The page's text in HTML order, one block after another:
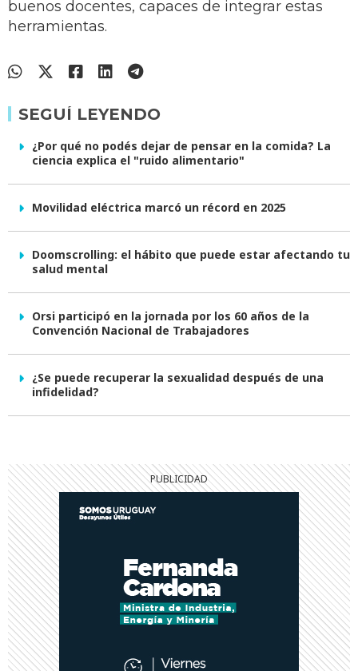
buenos docentes, capaces de integrar estas
herramientas.
SEGUÍ LEYENDO
¿Por qué no podés dejar de pensar en la comida? La
ciencia explica el "ruido alimentario"
Movilidad eléctrica marcó un récord en 2025
Doomscrolling: el hábito que puede estar afectando tu
salud mental
Orsi participó en la jornada por los 60 años de la
Convención Nacional de Trabajadores
¿Se puede recuperar la sexualidad después de una
infidelidad?